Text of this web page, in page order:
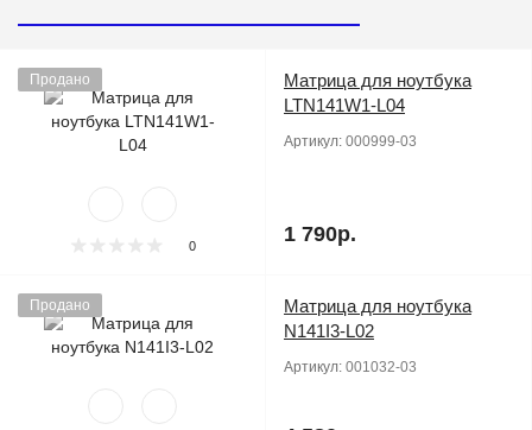
Продано
0
Матрица для ноутбука
LTN141W1-L04
Артикул: 000999-03
1 790р.
Продано
Матрица для ноутбука
N141I3-L02
Артикул: 001032-03